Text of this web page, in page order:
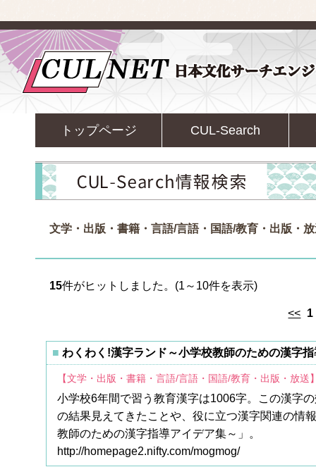
トップページ CUL-Search
文学・出版・書籍・言語/言語・国語/教育・出版・
15件がヒットしました。(1～10件を表示)
<< 1
わくわく!漢字ランド～小学校教師のための漢字
【文学・出版・書籍・言語/言語・国語/教育・出版・放送
小学校6年間で習う教育漢字は1006字。この漢字
の結果見えてきたことや、役に立つ漢字関連の情
教師のための漢字指導アイデア集～」。
http://homepage2.nifty.com/mogmog/